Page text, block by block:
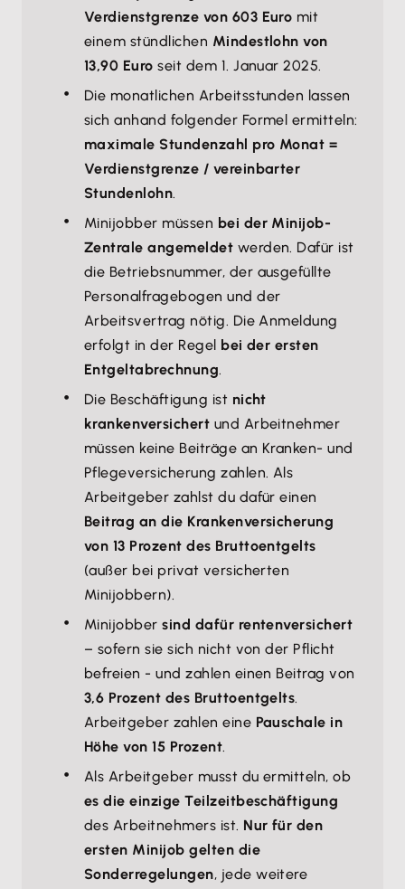
Verdienstgrenze von 603 Euro mit
einem stündlichen Mindestlohn von
13,90 Euro seit dem 1. Januar 2025.
Die monatlichen Arbeitsstunden lassen
sich anhand folgender Formel ermitteln:
maximale Stundenzahl pro Monat =
Verdienstgrenze / vereinbarter
Stundenlohn.
Minijobber müssen bei der Minijob-
Zentrale angemeldet werden. Dafür ist
die Betriebsnummer, der ausgefüllte
Personalfragebogen und der
Arbeitsvertrag nötig. Die Anmeldung
erfolgt in der Regel bei der ersten
Entgeltabrechnung.
Die Beschäftigung ist nicht
krankenversichert und Arbeitnehmer
müssen keine Beiträge an Kranken- und
Pflegeversicherung zahlen. Als
Arbeitgeber zahlst du dafür einen
Beitrag an die Krankenversicherung
von 13 Prozent des Bruttoentgelts
(außer bei privat versicherten
Minijobbern).
Minijobbersind dafür rentenversichert
– sofern sie sich nicht von der Pflicht
befreien - und zahlen einen Beitrag von
3,6 Prozent des Bruttoentgelts.
Arbeitgeber zahlen eine Pauschale in
Höhe von 15 Prozent.
Als Arbeitgeber musst du ermitteln, ob
es die einzige Teilzeitbeschäftigung
des Arbeitnehmers ist. Nur für den
ersten Minijob gelten die
Sonderregelungen, jede weitere